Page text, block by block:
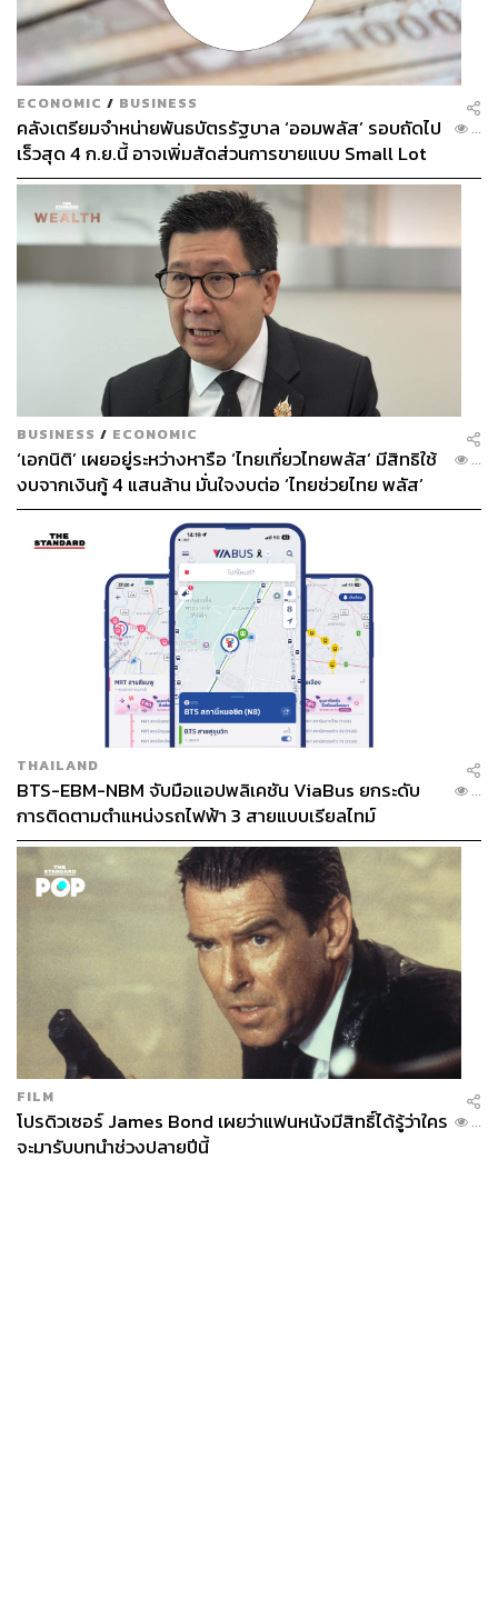
ECONOMIC / BUSINESS
คลังเตรียมจำหน่ายพันธบัตรรัฐบาล ‘ออมพลัส’ รอบถัดไป
เร็วสุด 4 ก.ย.นี้ อาจเพิ่มสัดส่วนการขายแบบ Small Lot
First มากขึ้น
...
BUSINESS / ECONOMIC
‘เอกนิติ’ เผยอยู่ระหว่างหารือ ‘ไทยเที่ยวไทยพลัส’ มีสิทธิใช้
งบจากเงินกู้ 4 แสนล้าน มั่นใจงบต่อ ‘ไทยช่วยไทย พลัส’
เฟส 2 มีเพียงพอ
...
THAILAND
BTS-EBM-NBM จับมือแอปพลิเคชัน ViaBus ยกระดับ
การติดตามตำแหน่งรถไฟฟ้า 3 สายแบบเรียลไทม์
...
FILM
โปรดิวเซอร์ James Bond เผยว่าแฟนหนังมีสิทธิ์ได้รู้ว่าใคร
จะมารับบทนำช่วงปลายปีนี้
...